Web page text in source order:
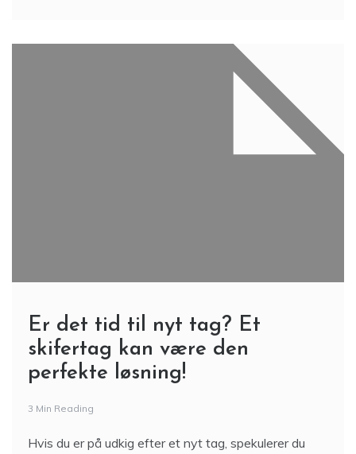
Er det tid til nyt tag? Et
skifertag kan være den
perfekte løsning!
3 Min Reading
Hvis du er på udkig efter et nyt tag, spekulerer du